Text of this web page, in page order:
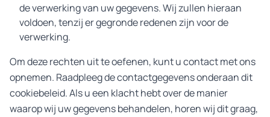
de verwerking van uw gegevens. Wij zullen hieraan
voldoen, tenzij er gegronde redenen zijn voor de
verwerking.
Om deze rechten uit te oefenen, kunt u contact met ons
opnemen. Raadpleeg de contactgegevens onderaan dit
cookiebeleid. Als u een klacht hebt over de manier
waarop wij uw gegevens behandelen, horen wij dit graag,